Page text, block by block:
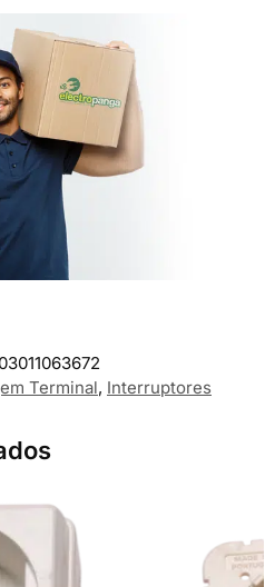
Terminal, Interruptores